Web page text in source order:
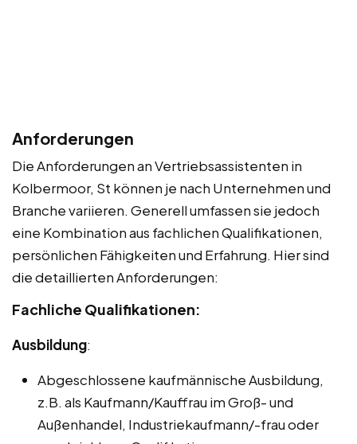
Anforderungen
Die Anforderungen an Vertriebsassistenten in
Kolbermoor, St können je nach Unternehmen und
Branche variieren. Generell umfassen sie jedoch
eine Kombination aus fachlichen Qualifikationen,
persönlichen Fähigkeiten und Erfahrung. Hier sind
die detaillierten Anforderungen:
Fachliche Qualifikationen:
Ausbildung:
Abgeschlossene kaufmännische Ausbildung,
z.B. als Kaufmann/Kauffrau im Groß- und
Außenhandel, Industriekaufmann/-frau oder